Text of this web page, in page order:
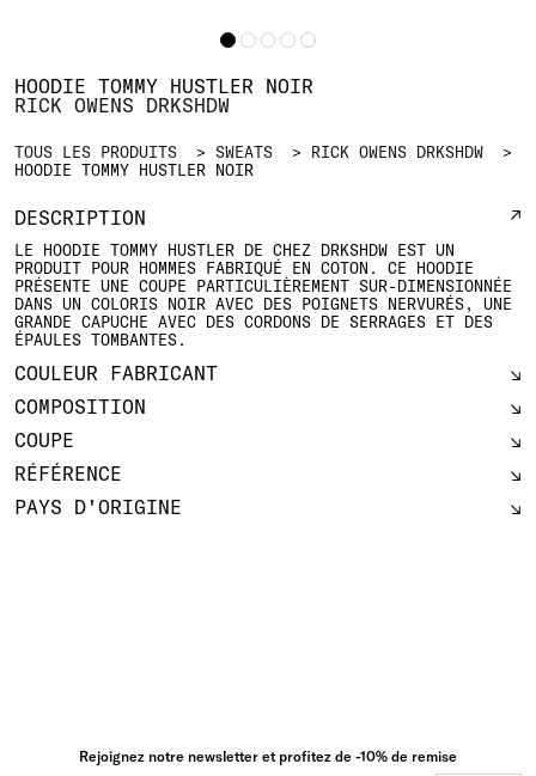
TOUS LES PRODUITS SWEATS
RICK OWENS DRKSHDW
HOODIE TOMMY HUSTLER NOIR
HOODIE TOMMY HUSTLER NOIR
RICK OWENS DRKSHDW
DESCRIPTION
LE HOODIE TOMMY HUSTLER DE CHEZ DRKSHDW EST UN
PRODUIT POUR HOMMES FABRIQUÉ EN COTON. CE HOODIE
PRÉSENTE UNE COUPE PARTICULIÈREMENT SUR-DIMENSIONNÉE
DANS UN COLORIS NOIR AVEC DES POIGNETS NERVURÉS, UNE
GRANDE CAPUCHE AVEC DES CORDONS DE SERRAGES ET DES
ÉPAULES TOMBANTES.
COULEUR FABRICANT
COMPOSITION
COUPE
RÉFÉRENCE
PAYS D'ORIGINE
Rejoignez notre newsletter et profitez de -10% de remise